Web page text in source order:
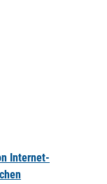
Internet-